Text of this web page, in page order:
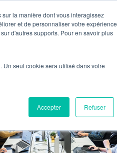
la manière dont vous interagissez
et de personnaliser votre expérience
d'autres supports. Pour en savoir plus
Un seul cookie sera utilisé dans votre
Accepter Refuser
Blog Pré-Audit Gratuit